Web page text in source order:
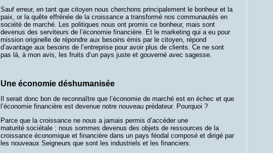
Sauf erreur, en tant que citoyen nous cherchons principalement le bonheur et la
paix, or la quête effrénée de la croissance a transformé nos communautés en
société de marché. Les politiques nous ont promis ce bonheur, mais sont
devenus des serviteurs de l’économie financière. Et le marketing qui a eu pour
mission originelle de répondre aux besoins émis par le citoyen, répond
d’avantage aux besoins de l’entreprise pour avoir plus de clients. Ce ne sont
pas là, à mon avis, les fruits d’un pays juste et gouverné avec sagesse.
Une économie déshumanisée
Il serait donc bon de reconnaître que l’économie de marché est en échec et que
l’économie financière est devenue notre nouveau prédateur. Pourquoi ?
Parce que la croissance ne nous a jamais permis d’accéder une
maturité sociétale : nous sommes devenus des objets de ressources de la
croissance économique et financière dans un pays féodal composé et dirigé par
les nouveaux Seigneurs que sont les industriels et les financiers.